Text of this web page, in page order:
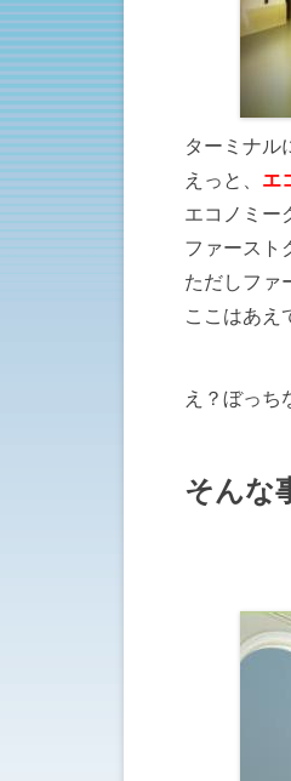
ターミナル
えっと、 エ
エコノミー
ファースト
ただしファ
ここはあえ
え？ぼっち
そんな